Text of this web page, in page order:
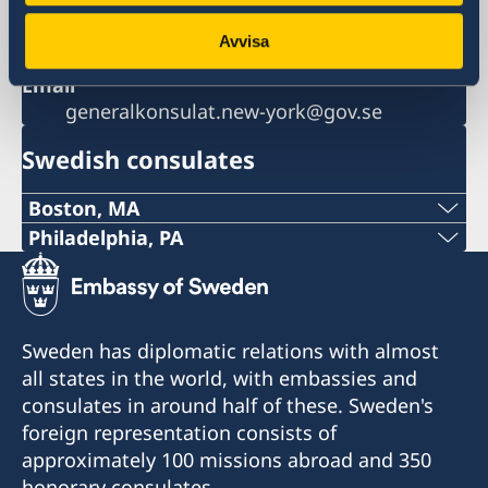
Avvisa
Email
generalkonsulat.new-york@gov.se
Swedish consulates
Boston, MA
Phone:
+1 617 451 3456
boston@consulateofsweden.org
Fax:
+1 617 422 1428
Philadelphia, PA
Telephone:
+1 (267) 802-1210
E-mail:
philadelphia@consulateofsweden.org
Consulate of Sweden in Philadelphia
Sweden has diplomatic relations with almost
all states in the world, with embassies and
consulates in around half of these. Sweden's
foreign representation consists of
approximately 100 missions abroad and 350